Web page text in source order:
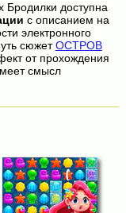
Бродилки доступна
с описанием на
электронного
сюжетОСТРОВ
от прохождения
смысл